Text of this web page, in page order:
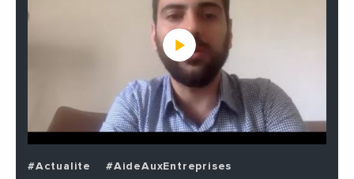
#Actualite
#AideAuxEntreprises